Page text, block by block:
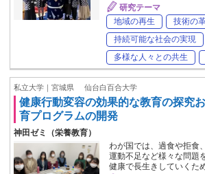
研究テーマ
地域の再生
技術の
持続可能な社会の実現
多様な人々との共生
私立大学｜宮城県 仙台白百合大学
健康行動変容の効果的な教育の探究
育プログラムの開発
神田ゼミ（栄養教育）
わが国では、過食や拒食
運動不足など様々な問題
健康で長生きしていくた